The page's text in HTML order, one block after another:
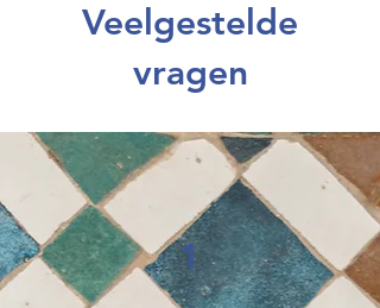
Veelgestelde
vragen
1